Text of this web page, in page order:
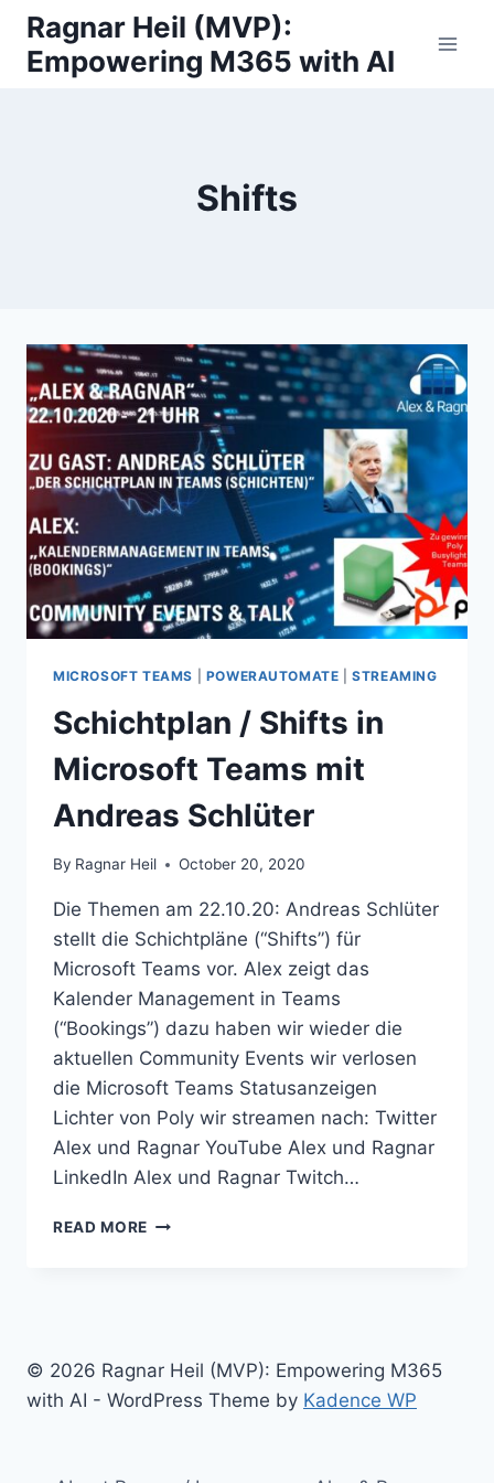
Skip
content
Ragnar Heil (MVP):
Empowering M365 with AI
Shifts
MICROSOFT TEAMS POWERAUTOMATE |STREAMING
Schichtplan / Shifts in
Microsoft Teams mit
Andreas Schlüter
By Ragnar Heil October 20, 2020
Die Themen am 22.10.20: Andreas Schlüter
stellt die Schichtpläne (“Shifts”) für
Microsoft Teams vor. Alex zeigt das
Kalender Management in Teams
(“Bookings”) dazu haben wir wieder die
aktuellen Community Events wir verlosen
die Microsoft Teams Statusanzeigen
Lichter von Poly wir streamen nach: Twitter
Alex und Ragnar YouTube Alex und Ragnar
LinkedIn Alex und Ragnar Twitch…
READ MORE SCHICHTPLAN
MIT
ANDREAS
SCHLÜTER
© 2026 Ragnar Heil (MVP): Empowering M365
with AI - WordPress Theme by Kadence WP